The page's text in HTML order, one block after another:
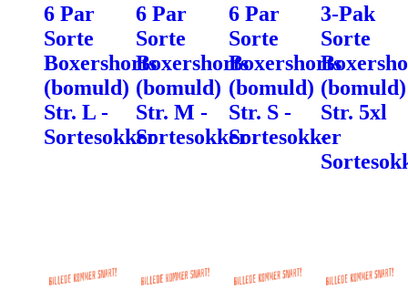
6 Par
Sorte
Boxershorts
(bomuld)
Str. L -
Sortesokker
6 Par
Sorte
Boxershorts
(bomuld)
Str. M -
Sortesokker
6 Par
Sorte
Boxershorts
(bomuld)
Str. S -
Sortesokker
3-Pak
Sorte
(bomuld)
Str. 5xl
-